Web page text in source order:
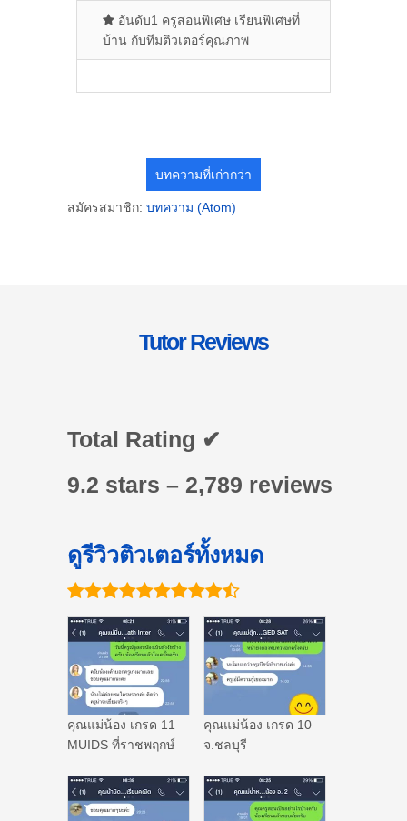
อันดับ1 ครูสอนพิเศษ เรียนพิเศษที่
บ้าน กับทีมติวเตอร์คุณภาพ
บทความที่เก่ากว่า
สมัครสมาชิก: บทความ (Atom)
Tutor Reviews
Total Rating ✔
9.2 stars – 2,789 reviews
ดูรีวิวติวเตอร์ทั้งหมด
คุณแม่น้อง เกรด 11
MUIDS ที่ราชพฤกษ์
คุณแม่น้อง เกรด 10
จ.ชลบุรี